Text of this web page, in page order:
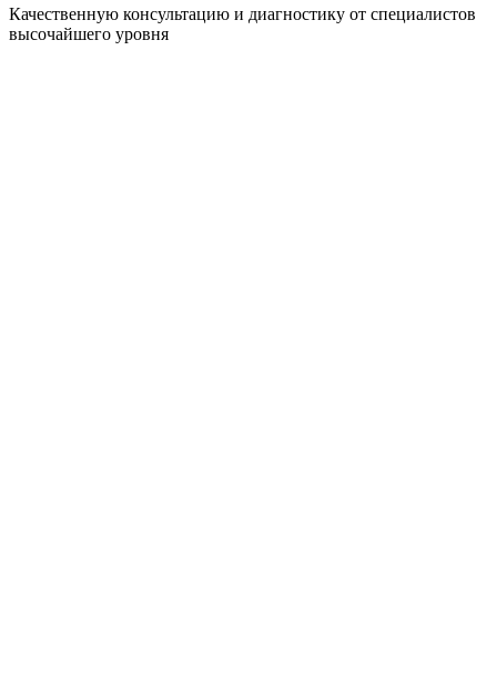
Качественную консультацию и диагностику от специалистов
высочайшего уровня